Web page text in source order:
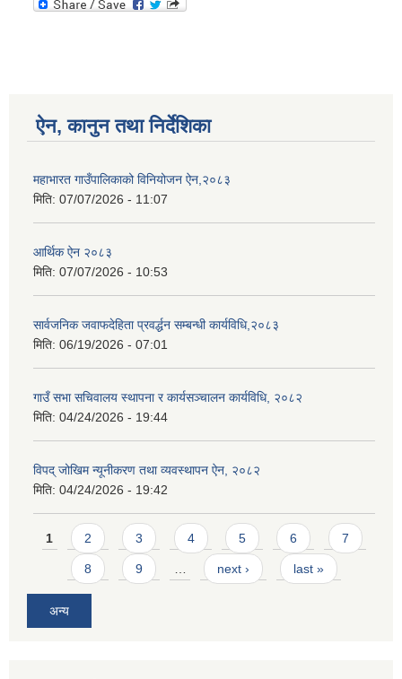
ऐन, कानुन तथा निर्देशिका
महाभारत गाउँपालिकाको विनियोजन ऐन,२०८३
मिति: 07/07/2026 - 11:07
आर्थिक ऐन २०८३
मिति: 07/07/2026 - 10:53
सार्वजनिक जवाफदेहिता प्रवर्द्धन सम्बन्धी कार्यविधि,२०८३
मिति: 06/19/2026 - 07:01
गाउँ सभा सचिवालय स्थापना र कार्यसञ्चालन कार्यविधि, २०८२
मिति: 04/24/2026 - 19:44
विपद् जोखिम न्यूनीकरण तथा व्यवस्थापन ऐन, २०८२
मिति: 04/24/2026 - 19:42
Pages
1 2 3 4 5 6 7
8 9 next › last »
अन्य